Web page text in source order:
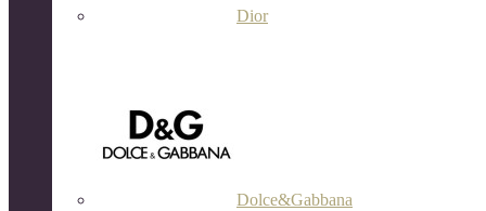
Dior
Dolce&Gabbana